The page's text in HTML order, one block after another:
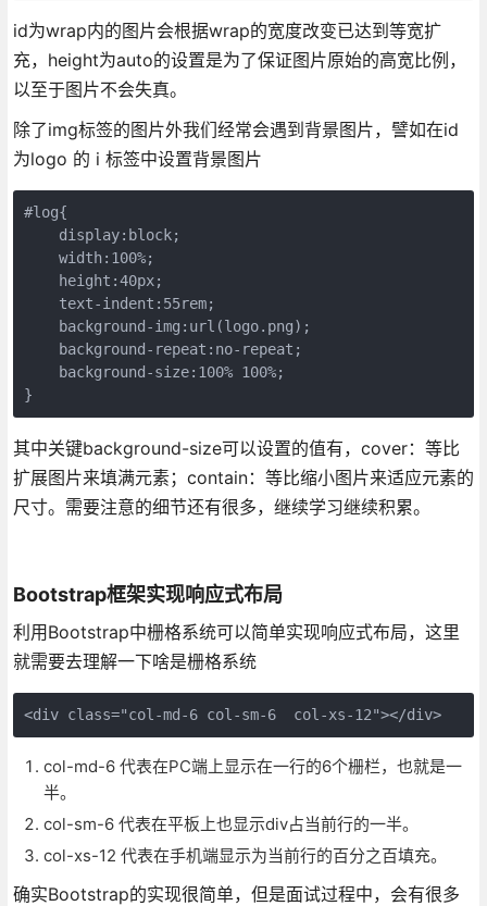
id为wrap内的图片会根据wrap的宽度改变已达到等宽扩
充，height为auto的设置是为了保证图片原始的高宽比例，
以至于图片不会失真。
除了img标签的图片外我们经常会遇到背景图片，譬如在id
为logo 的 i 标签中设置背景图片
#log{
    display:block;
    width:100%;
    height:40px;
    text-indent:55rem;
    background-img:url(logo.png);
    background-repeat:no-repeat;
    background-size:100% 100%;
}
其中关键background-size可以设置的值有，cover：等比
扩展图片来填满元素；contain：等比缩小图片来适应元素的
尺寸。需要注意的细节还有很多，继续学习继续积累。
Bootstrap框架实现响应式布局
利用Bootstrap中栅格系统可以简单实现响应式布局，这里
就需要去理解一下啥是栅格系统
<div class="col-md-6 col-sm-6  col-xs-12"></div>
col-md-6 代表在PC端上显示在一行的6个栅栏，也就是一
半。
col-sm-6 代表在平板上也显示div占当前行的一半。
col-xs-12 代表在手机端显示为当前行的百分之百填充。
确实Bootstrap的实现很简单，但是面试过程中，会有很多